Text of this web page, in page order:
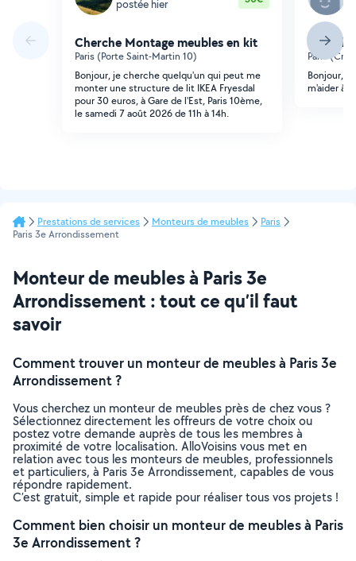
postée hier
Cherche Montage meubles en kit
Paris (Porte Saint-Martin 10)
Bonjour, je cherche quelqu'un qui peut me
monter une structure de lit IKEA Fryesdal
pour 30 euros, à Gare de l'Est, Paris 10ème,
le samedi 7 août 2026 de 11h à 14h.
Paris
Bonjour,
m'aider à
Prestations de services Monteurs de meubles
Paris
Paris 3e Arrondissement
Monteur de meubles à Paris 3e
Arrondissement : tout ce qu’il faut
savoir
Comment trouver un monteur de meubles à Paris 3e
Arrondissement ?
Vous cherchez un monteur de meubles près de chez vous ?
Sélectionnez directement les offreurs de votre choix ou
postez votre demande auprès de tous les membres à
proximité de votre localisation. AlloVoisins vous met en
relation avec tous les monteurs de meubles, professionnels
et particuliers, à Paris 3e Arrondissement, capables de vous
répondre rapidement.
C’est gratuit, simple et rapide pour réaliser tous vos projets !
Comment bien choisir un monteur de meubles à Paris
3e Arrondissement ?